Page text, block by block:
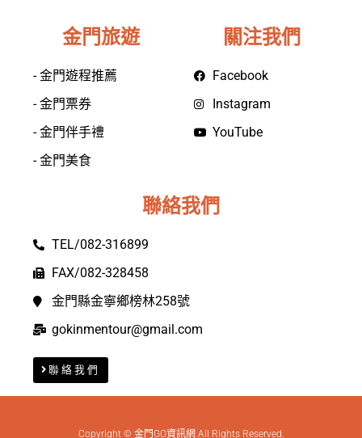
金門旅遊
- 金門遊程推薦
- 金門票券
- 金門伴手禮
- 金門美食
關注我們
Facebook
Instagram
YouTube
聯絡我們
TEL/082-316899
FAX/082-328458
金門縣金寧鄉榜林258號
gokinmentour@gmail.com
聯絡我們
Copyright © 金門GO資訊網 All Rights Reserved.